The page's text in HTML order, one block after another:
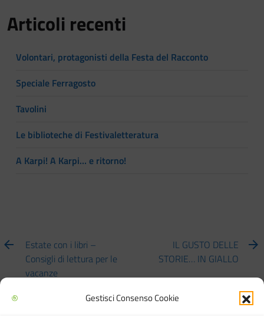
Gestisci Consenso Cookie
Articoli recenti
Volontari, protagonisti della Festa del Racconto
Speciale Ferragosto
Tavolini
Le biblioteche di Festivaletteratura
A Karpi! A Karpi… e ritorno!
Estate con i libri –
Consigli di lettura per le
vacanze
IL GUSTO DELLE
STORIE… IN GIALLO